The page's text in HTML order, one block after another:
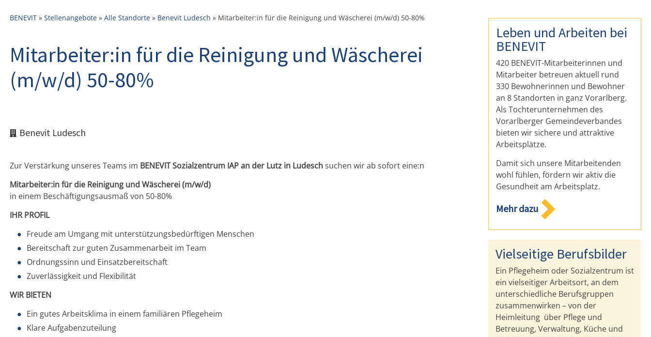
BENEVIT » Stellenangebote » Alle Standorte » Benevit Ludesch » Mitarbeiter:in für die Reinigung und Wäscherei (m/w/d) 50-80%
Mitarbeiter:in für die Reinigung und Wäscherei
(m/w/d) 50-80%
Benevit Ludesch
Zur Verstärkung unseres Teams im BENEVIT Sozialzentrum IAP an der Lutz in Ludeschsuchen wir ab sofort eine:n
Mitarbeiter:in für die Reinigung und Wäscherei (m/w/d)
in einem Beschäftigungsausmaß von 50-80%
IHR PROFIL
Freude am Umgang mit unterstützungsbedürftigen Menschen
Bereitschaft zur guten Zusammenarbeit im Team
Ordnungssinn und Einsatzbereitschaft
Zuverlässigkeit und Flexibilität
WIR BIETEN
Ein gutes Arbeitsklima in einem familiären Pflegeheim
Klare Aufgabenzuteilung
Leben und Arbeiten bei
BENEVIT
420 BENEVIT-Mitarbeiterinnen und
Mitarbeiter betreuen aktuell rund
330 Bewohnerinnen und Bewohner
an 8 Standorten in ganz Vorarlberg.
Als Tochterunternehmen des
Vorarlberger Gemeindeverbandes
bieten wir sichere und attraktive
Arbeitsplätze.
Damit sich unsere Mitarbeitenden
wohl fühlen, fördern wir aktiv die
Gesundheit am Arbeitsplatz.
Mehr dazu
Vielseitige Berufsbilder
Ein Pflegeheim oder Sozialzentrum ist
ein vielseitiger Arbeitsort, an dem
unterschiedliche Berufsgruppen
zusammenwirken – von der
Heimleitung über Pflege und
Betreuung, Verwaltung, Küche und